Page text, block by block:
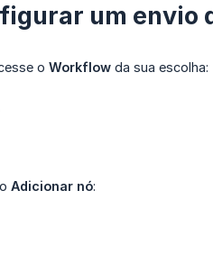
um envio
o Workflow da sua escolha:
Adicionar nó: